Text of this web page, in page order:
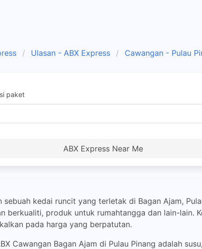
Ulasan - ABX Express Cawangan - Pulau
paket
ABX Express Near Me
sebuah kedai runcit yang terletak di Bagan Ajam,
berkualiti, produk untuk rumahtangga dan lain-lain.
pada harga yang berpatutan.
Cawangan Bagan Ajam di Pulau Pinang adalah